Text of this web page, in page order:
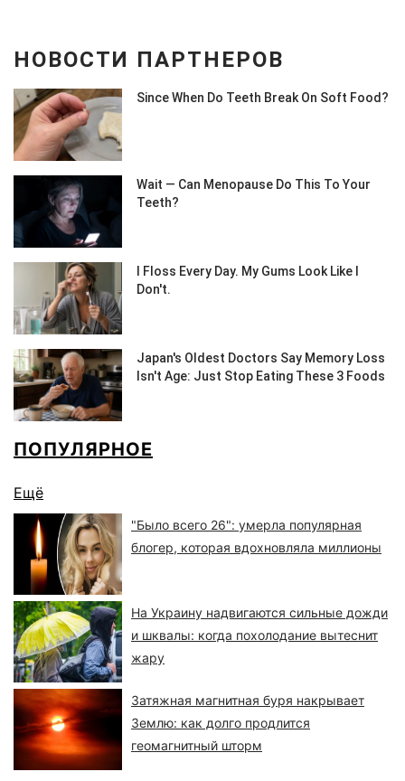
ПОПУЛЯРНОЕ
Ещё
"Было всего 26": умерла популярная
блогер, которая вдохновляла миллионы
На Украину надвигаются сильные дожди
и шквалы: когда похолодание вытеснит
жару
Затяжная магнитная буря накрывает
Землю: как долго продлится
геомагнитный шторм